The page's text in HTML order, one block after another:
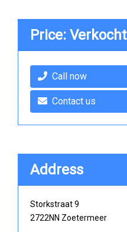
Price: Verkocht
Call now
Contact us
Address
Storkstraat 9
2722NN Zoetermeer